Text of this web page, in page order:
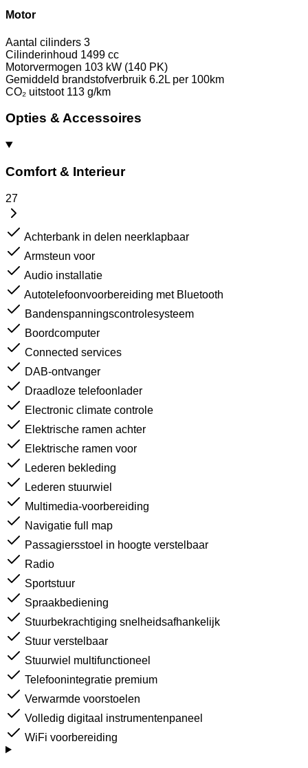
Motor
Aantal cilinders 3
Cilinderinhoud 1499 cc
Motorvermogen 103 kW (140 PK)
Gemiddeld brandstofverbruik 6.2L per 100km
CO₂ uitstoot 113 g/km
Opties & Accessoires
Comfort & Interieur
27
Achterbank in delen neerklapbaar
Armsteun voor
Audio installatie
Autotelefoonvoorbereiding met Bluetooth
Bandenspanningscontrolesysteem
Boordcomputer
Connected services
DAB-ontvanger
Draadloze telefoonlader
Electronic climate controle
Elektrische ramen achter
Elektrische ramen voor
Lederen bekleding
Lederen stuurwiel
Multimedia-voorbereiding
Navigatie full map
Passagiersstoel in hoogte verstelbaar
Radio
Sportstuur
Spraakbediening
Stuurbekrachtiging snelheidsafhankelijk
Stuur verstelbaar
Stuurwiel multifunctioneel
Telefoonintegratie premium
Verwarmde voorstoelen
Volledig digitaal instrumentenpaneel
WiFi voorbereiding